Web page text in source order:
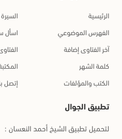
الرئيسية
السيرة
الفهرس الموضوعي
اسأل
آخر الفتاوى إضافة
كلمة الشهر
الكتب والمؤلفات
إتصل
تطبيق الجوال
لتحميل تطبيق الشيخ أحمد النعسان :